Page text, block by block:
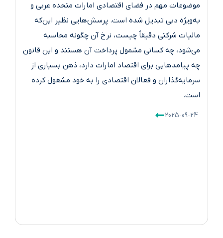
موضوعات مهم در فضای اقتصادی امارات متحده عربی و
به‌ویژه دبی تبدیل شده است. پرسش‌هایی نظیر این‌که
مالیات شرکتی دقیقاً چیست، نرخ آن چگونه محاسبه
می‌شود، چه کسانی مشمول پرداخت آن هستند و این قانون
چه پیامدهایی برای اقتصاد امارات دارد، ذهن بسیاری از
سرمایه‌گذاران و فعالان اقتصادی را به خود مشغول کرده
است.
2025-09-24